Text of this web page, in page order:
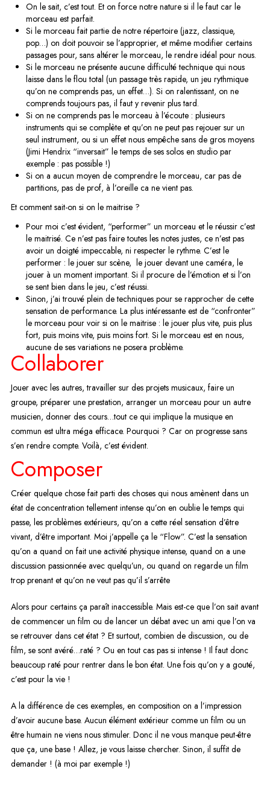
On le sait, c’est tout. Et on force notre nature si il le faut car le
morceau est parfait.
Si le morceau fait partie de notre répertoire (jazz, classique,
pop…) on doit pouvoir se l’approprier, et même modifier certains
passages pour, sans altérer le morceau, le rendre idéal pour nous.
Si le morceau ne présente aucune difficulté technique qui nous
laisse dans le flou total (un passage très rapide, un jeu rythmique
qu’on ne comprends pas, un effet…). Si on ralentissant, on ne
comprends toujours pas, il faut y revenir plus tard.
Si on ne comprends pas le morceau à l’écoute : plusieurs
instruments qui se complète et qu’on ne peut pas rejouer sur un
seul instrument, ou si un effet nous empêche sans de gros moyens
(Jimi Hendrix “inversait” le temps de ses solos en studio par
exemple : pas possible !)
Si on a aucun moyen de comprendre le morceau, car pas de
partitions, pas de prof, à l’oreille ca ne vient pas.
Et comment sait-on si on le maitrise ?
Pour moi c’est évident, “performer” un morceau et le réussir c’est
le maitrisé. Ce n’est pas faire toutes les notes justes, ce n’est pas
avoir un doigté impeccable, ni respecter le rythme. C’est le
performer : le jouer sur scène, le jouer devant une caméra, le
jouer à un moment important. Si il procure de l’émotion et si l’on
se sent bien dans le jeu, c’est réussi.
Sinon, j’ai trouvé plein de techniques pour se rapprocher de cette
sensation de performance. La plus intéressante est de “confronter”
le morceau pour voir si on le maitrise : le jouer plus vite, puis plus
fort, puis moins vite, puis moins fort. Si le morceau est en nous,
aucune de ses variations ne posera problème.
Collaborer
Jouer avec les autres, travailler sur des projets musicaux, faire un
groupe, préparer une prestation, arranger un morceau pour un autre
musicien, donner des cours…tout ce qui implique la musique en
commun est ultra méga efficace. Pourquoi ? Car on progresse sans
s’en rendre compte. Voilà, c’est évident.
Composer
Créer quelque chose fait parti des choses qui nous amènent dans un
état de concentration tellement intense qu’on en oublie le temps qui
passe, les problèmes extérieurs, qu’on a cette réel sensation d’être
vivant, d’être important. Moi j’appelle ça le “Flow”. C’est la sensation
qu’on a quand on fait une activité physique intense, quand on a une
discussion passionnée avec quelqu’un, ou quand on regarde un film
trop prenant et qu’on ne veut pas qu’il s’arrête
Alors pour certains ça paraît inaccessible. Mais est-ce que l’on sait avant
de commencer un film ou de lancer un débat avec un ami que l’on va
se retrouver dans cet état ? Et surtout, combien de discussion, ou de
film, se sont avéré…raté ? Ou en tout cas pas si intense ! Il faut donc
beaucoup raté pour rentrer dans le bon état. Une fois qu’on y a gouté,
c’est pour la vie !
A la différence de ces exemples, en composition on a l’impression
d’avoir aucune base. Aucun élément extérieur comme un film ou un
être humain ne viens nous stimuler. Donc il ne vous manque peut-être
que ça, une base ! Allez, je vous laisse chercher. Sinon, il suffit de
demander ! (à moi par exemple !)